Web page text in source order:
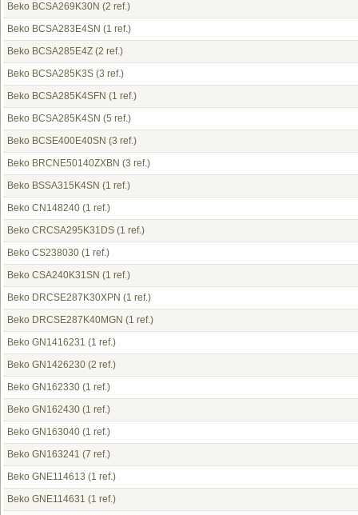
Beko BCSA269K30N (2 ref.)
Beko BCSA283E4SN (1 ref.)
Beko BCSA285E4Z (2 ref.)
Beko BCSA285K3S (3 ref.)
Beko BCSA285K4SFN (1 ref.)
Beko BCSA285K4SN (5 ref.)
Beko BCSE400E40SN (3 ref.)
Beko BRCNE50140ZXBN (3 ref.)
Beko BSSA315K4SN (1 ref.)
Beko CN148240 (1 ref.)
Beko CRCSA295K31DS (1 ref.)
Beko CS238030 (1 ref.)
Beko CSA240K31SN (1 ref.)
Beko DRCSE287K30XPN (1 ref.)
Beko DRCSE287K40MGN (1 ref.)
Beko GN1416231 (1 ref.)
Beko GN1426230 (2 ref.)
Beko GN162330 (1 ref.)
Beko GN162430 (1 ref.)
Beko GN163040 (1 ref.)
Beko GN163241 (7 ref.)
Beko GNE114613 (1 ref.)
Beko GNE114631 (1 ref.)